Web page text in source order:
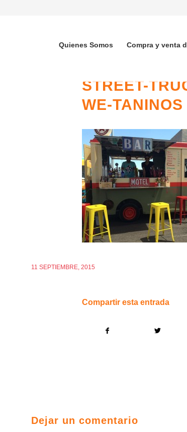
Quienes Somos Compra y venta
STREET-
WE-TANINOS
11 SEPTIEMBRE, 2015
Compartir esta entrada
Dejar un comentario